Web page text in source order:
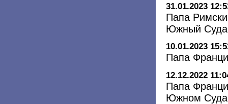
31.01.2023
Папа
Южный
10.01.2023
Папа
12.12.2022
Папа
Южном